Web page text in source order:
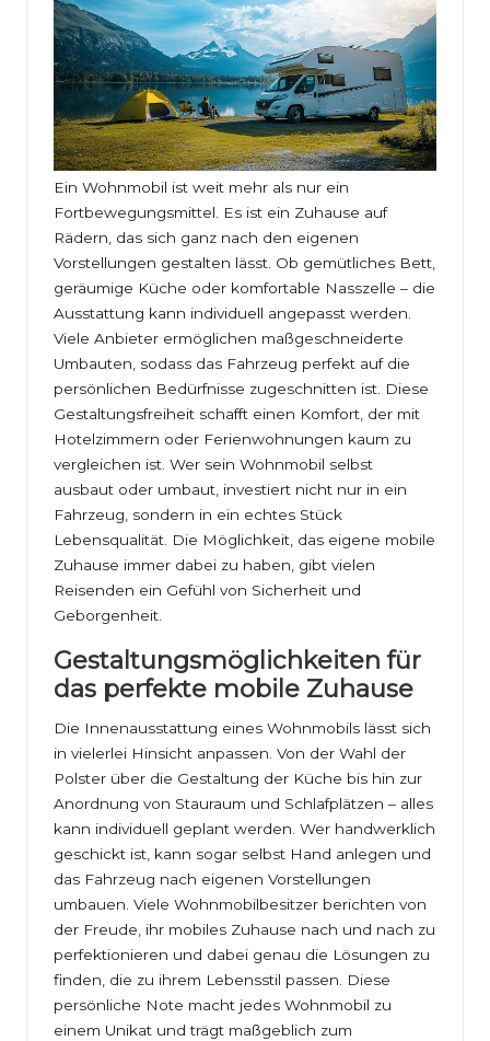
Ein Wohnmobil ist weit mehr als nur ein
Fortbewegungsmittel. Es ist ein Zuhause auf
Rädern, das sich ganz nach den eigenen
Vorstellungen gestalten lässt. Ob gemütliches Bett,
geräumige Küche oder komfortable Nasszelle – die
Ausstattung kann individuell angepasst werden.
Viele Anbieter ermöglichen maßgeschneiderte
Umbauten, sodass das Fahrzeug perfekt auf die
persönlichen Bedürfnisse zugeschnitten ist. Diese
Gestaltungsfreiheit schafft einen Komfort, der mit
Hotelzimmern oder Ferienwohnungen kaum zu
vergleichen ist. Wer sein Wohnmobil selbst
ausbaut oder umbaut, investiert nicht nur in ein
Fahrzeug, sondern in ein echtes Stück
Lebensqualität. Die Möglichkeit, das eigene mobile
Zuhause immer dabei zu haben, gibt vielen
Reisenden ein Gefühl von Sicherheit und
Geborgenheit.
Gestaltungsmöglichkeiten für
das perfekte mobile Zuhause
Die Innenausstattung eines Wohnmobils lässt sich
in vielerlei Hinsicht anpassen. Von der Wahl der
Polster über die Gestaltung der Küche bis hin zur
Anordnung von Stauraum und Schlafplätzen – alles
kann individuell geplant werden. Wer handwerklich
geschickt ist, kann sogar selbst Hand anlegen und
das Fahrzeug nach eigenen Vorstellungen
umbauen. Viele Wohnmobilbesitzer berichten von
der Freude, ihr mobiles Zuhause nach und nach zu
perfektionieren und dabei genau die Lösungen zu
finden, die zu ihrem Lebensstil passen. Diese
persönliche Note macht jedes Wohnmobil zu
einem Unikat und trägt maßgeblich zum